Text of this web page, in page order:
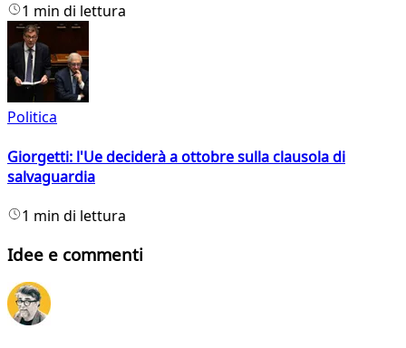
1 min di lettura
Politica
Giorgetti: l'Ue deciderà a ottobre sulla clausola di
salvaguardia
1 min di lettura
Idee e commenti